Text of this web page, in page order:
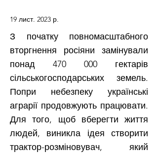
19 лист. 2023 р.
З початку повномасштабного
вторгнення росіяни замінували
понад 470 000 гектарів
сільськогосподарських земель.
Попри небезпеку українські
аграрії продовжують працювати.
Для того, щоб вберегти життя
людей, виникла ідея створити
трактор-розміновувач, який